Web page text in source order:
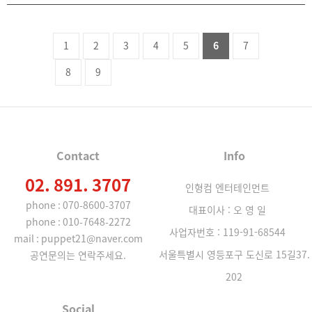
1 2 3 4 5 6 7
8 9
Contact
02. 891. 3707
phone : 070-8600-3707
phone : 010-7648-2272
mail : puppet21@naver.com
공연문의는 연락주세요.
Info
인형컴 엔터테인먼트
대표이사 : 오 영 일
사업자번호 : 119-91-68544
서울특별시 영등포구 도신로 15길37.
202
Social